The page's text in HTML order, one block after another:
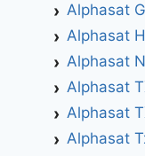
Alphasat
Alphasat
Alphasat
Alphasat
Alphasat
Alphasat